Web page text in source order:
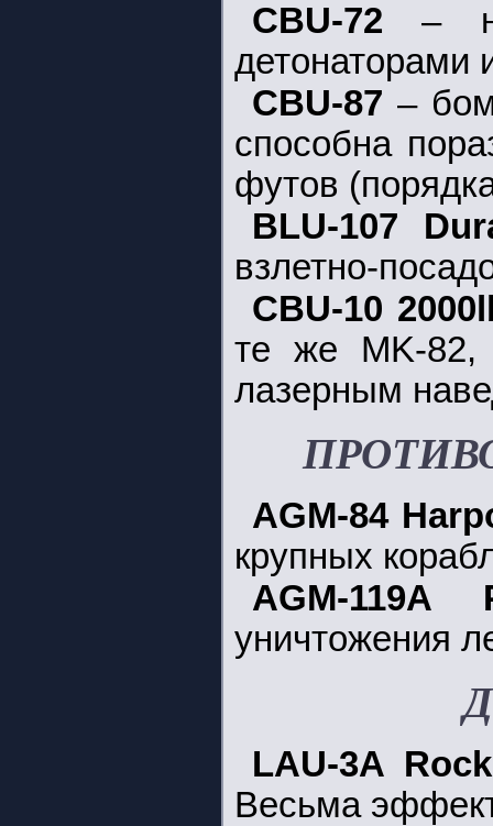
CBU-72–
детонаторами
CBU-87–
способна
футов
BLU-107
взлетно-
CBU-10
те же MK-
лазерным
AGM-84
крупных
AGM-
уничтожения
LAU-3A
Весьма